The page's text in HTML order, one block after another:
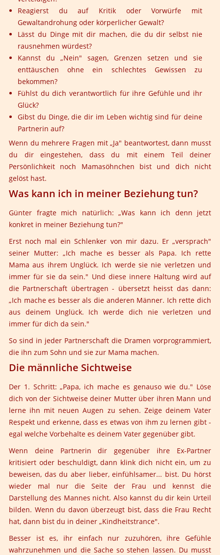
Reagierst du auf Kritik oder Vorwürfe mit
Gewaltandrohung oder körperlicher Gewalt?
Lässt du Dinge mit dir machen, die du dir selbst nie
rausnehmen würdest?
Kannst du „Nein" sagen, Grenzen setzen und sie
enttäuschen ohne ein schlechtes Gewissen zu
bekommen?
Fühlst du dich verantwortlich für ihre Gefühle und ihr
Glück?
Gibst du Dinge, die dir im Leben wichtig sind für deine
Partnerin auf?
Wenn du mehrere Fragen mit „Ja" beantwortest, dann musst
du dir eingestehen, dass du mit einem Teil deiner
Persönlichkeit noch Mamasöhnchen bist und dich nicht
gelöst hast.
Was kann ich in meiner Beziehung tun?
Günter fragte mich natürlich: „Was kann ich denn jetzt
konkret in meiner Beziehung tun?"
Erst noch mal ein Schlenker von mir dazu. Er „versprach"
seiner Mutter: „Ich mache es besser als Papa. Ich rette
Mama aus ihrem Unglück. Ich werde sie nie verletzen und
immer für sie da sein." Und diese innere Haltung wird auf
die Partnerschaft übertragen - übersetzt heisst das dann:
„Ich mache es besser als die anderen Männer. Ich rette dich
aus deinem Unglück. Ich werde dich nie verletzen und
immer für dich da sein."
So sind in jeder Partnerschaft die Dramen vorprogrammiert,
die ihn zum Sohn und sie zur Mama machen.
Die männliche Sichtweise
Der 1. Schritt: „Papa, ich mache es genauso wie du." Löse
dich von der Sichtweise deiner Mutter über ihren Mann und
lerne ihn mit neuen Augen zu sehen. Zeige deinem Vater
Respekt und erkenne, dass es etwas von ihm zu lernen gibt -
egal welche Vorbehalte es deinem Vater gegenüber gibt.
Wenn deine Partnerin dir gegenüber ihre Ex-Partner
kritisiert oder beschuldigt, dann klink dich nicht ein, um zu
beweisen, das du aber lieber, einfühlsamer... bist. Du hörst
wieder mal nur die Seite der Frau und kennst die
Darstellung des Mannes nicht. Also kannst du dir kein Urteil
bilden. Wenn du davon überzeugt bist, dass die Frau Recht
hat, dann bist du in deiner „Kindheitstrance".
Besser ist es, ihr einfach nur zuzuhören, ihre Gefühle
wahrzunehmen und die Sache so stehen lassen. Du musst